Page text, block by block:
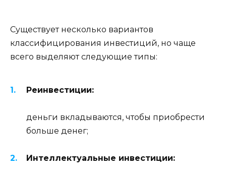
Существует несколько вариантов
классифицирования инвестиций, но чаще
всего выделяют следующие типы:
Реинвестиции:
деньги вкладываются, чтобы приобрести
больше денег;
Интеллектуальные инвестиции: